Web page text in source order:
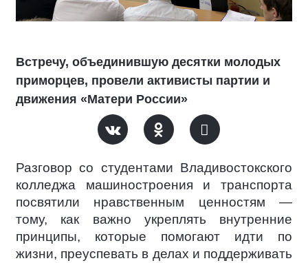
Встречу, объединившую десятки молодых
приморцев, провели активисты партии и
движения «Матери России»
Разговор со студентами Владивостокского
колледжа машиностроения и транспорта
посвятили нравственным ценностям —
тому, как важно укреплять внутренние
принципы, которые помогают идти по
жизни, преуспевать в делах и поддерживать